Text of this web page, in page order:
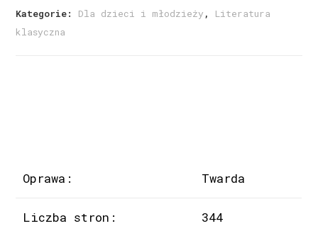
Kategorie: Dla dzieci i młodzieży , Literatura
klasyczna
Oprawa: Twarda
Liczba stron: 344